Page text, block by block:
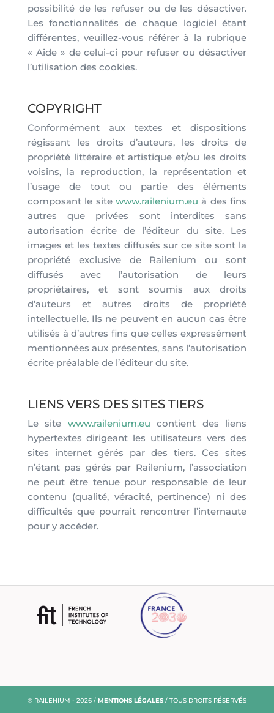
possibilité de les refuser ou de les désactiver.
Les fonctionnalités de chaque logiciel étant
différentes, veuillez-vous référer à la rubrique
« Aide » de celui-ci pour refuser ou désactiver
l’utilisation des cookies.
COPYRIGHT
Conformément aux textes et dispositions
régissant les droits d’auteurs, les droits de
propriété littéraire et artistique et/ou les droits
voisins, la reproduction, la représentation et
l’usage de tout ou partie des éléments
composant le site www.railenium.eu à des fins
autres que privées sont interdites sans
autorisation écrite de l’éditeur du site. Les
images et les textes diffusés sur ce site sont la
propriété exclusive de Railenium ou sont
diffusés avec l’autorisation de leurs
propriétaires, et sont soumis aux droits
d’auteurs et autres droits de propriété
intellectuelle. Ils ne peuvent en aucun cas être
utilisés à d’autres fins que celles expressément
mentionnées aux présentes, sans l’autorisation
écrite préalable de l’éditeur du site.
LIENS VERS DES SITES TIERS
Le site www.railenium.eu contient des liens
hypertextes dirigeant les utilisateurs vers des
sites internet gérés par des tiers. Ces sites
n’étant pas gérés par Railenium, l’association
ne peut être tenue pour responsable de leur
contenu (qualité, véracité, pertinence) ni des
difficultés que pourrait rencontrer l’internaute
pour y accéder.
® RAILENIUM - 2026 / MENTIONS LÉGALES/ TOUS DROITS RÉSERVÉS